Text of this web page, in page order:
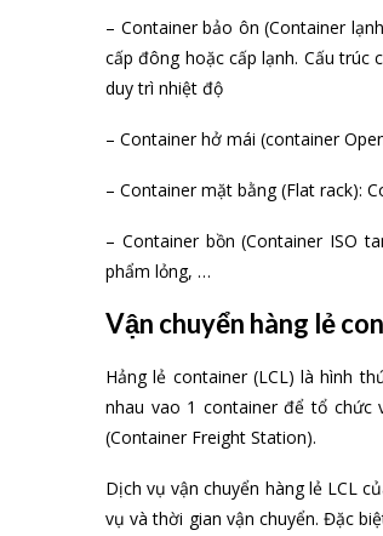
– Container bảo ôn (Container
cấp đông hoặc cấp lạnh. Cấu
duy trì nhiệt độ
– Container hở mái (container
– Container mặt bằng (Flat rack):
– Container bồn (Container ISO
phẩm lỏng, …
Vận chuyển hàng lẻ
Hảng lẻ container (LCL) là hình
nhau vao 1 container để tổ chức
(Container Freight Station).
Dịch vụ vận chuyển hàng lẻ LCL
vụ và thời gian vận chuyển. Đặc